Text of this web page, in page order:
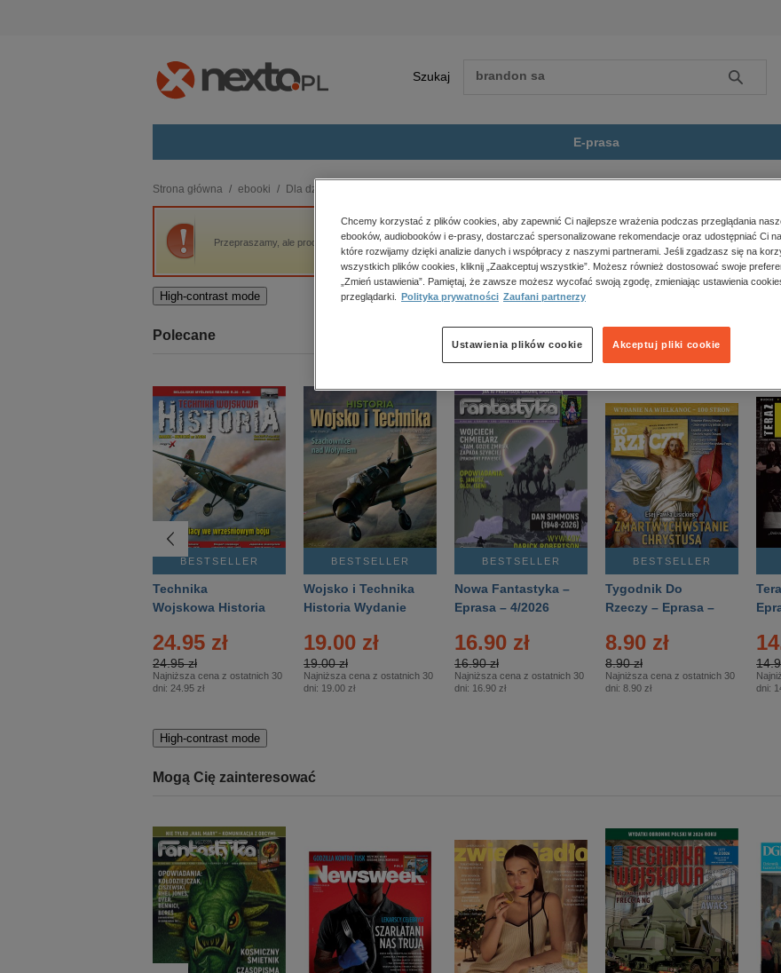
Szukaj Szukaj
E-prasa
budownictwo, aranżacja wnętrz
biznesowe, branżowe, gospodarka
darmowe wydania
edukacja
kobiece, lifestyle, kultura
polityka, społeczno-informacyjne
psychologiczne
inne
popularno-naukowe
historia
zdrowie
religie
Strona główna ebooki Dla dzieci i młodzieży
Przepraszamy, ale produkt „Felix, Net i Nika oraz Fantologia” nie jest dostępny.
High-contrast mode
Polecane
BESTSELLER
Technika
Wojskowa Historia
24.95 zł
24.95 zł
Najniższa cena z ostatnich 30
dni: 24.95 zł
BESTSELLER
Wojsko i Technika
Historia Wydanie
– 2/2026
19.00 zł
19.00 zł
Najniższa cena z ostatnich 30
dni: 19.00 zł
BESTSELLER
Nowa Fantastyka –
Eprasa – 4/2026
16.90 zł
16.90 zł
Najniższa cena z ostatnich 30
dni: 16.90 zł
BESTSELLER
Tygodnik Do
Rzeczy – Eprasa –
8.90 zł
8.90 zł
Najniższa cena z ostatnich 30
dni: 8.90 zł
dni:
High-contrast mode
Mogą Cię zainteresować
Chcemy korzystać z plików cookies, aby zapewnić Ci najlepsze wrażenia podczas przeglądania
ebooków, audiobooków i e-prasy, dostarczać spersonalizowane rekomendacje oraz udostępniać Ci
które rozwijamy dzięki analizie danych i współpracy z naszymi partnerami. Jeśli zgadzasz się na
wszystkich plików cookies, kliknij „Zaakceptuj wszystkie”. Możesz również dostosować swoje
„Zmień ustawienia”. Pamiętaj, że zawsze możesz wycofać swoją zgodę, zmieniając ustawienia
przeglądarki.
Polityka prywatności Zaufani partnerzy
Akceptuj pliki cookie
Ustawienia plików cookie